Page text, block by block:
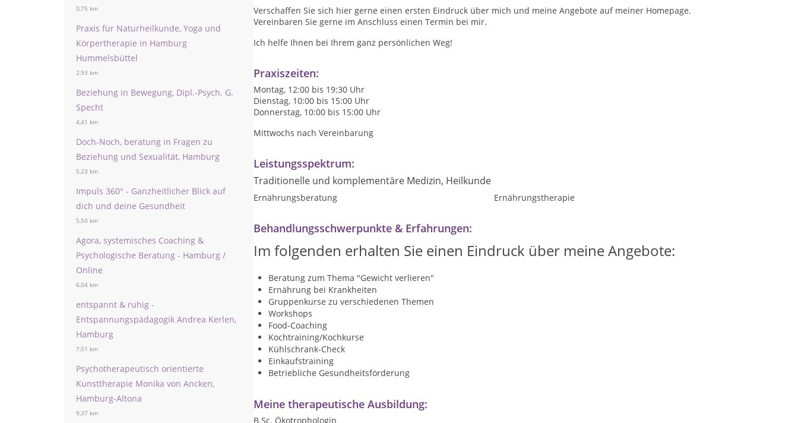
0,75 km
Praxis für Naturheilkunde, Yoga und
Körpertherapie in Hamburg
Hummelsbüttel
2,93 km
Beziehung in Bewegung, Dipl.-Psych. G.
Specht
4,41 km
Doch-Noch, beratung in Fragen zu
Beziehung und Sexualität, Hamburg
5,23 km
Impuls 360° - Ganzheitlicher Blick auf
dich und deine Gesundheit
5,50 km
Agora, systemisches Coaching &
Psychologische Beratung - Hamburg /
Online
6,04 km
entspannt & ruhig -
Entspannungspädagogik Andrea Kerlen,
Hamburg
7,51 km
Psychotherapeutisch orientierte
Kunsttherapie Monika von Ancken,
Hamburg-Altona
9,37 km
Verschaffen Sie sich hier gerne einen ersten Eindruck über mich und meine Angebote auf meiner Homepage.
Vereinbaren Sie gerne im Anschluss einen Termin bei mir.
Ich helfe Ihnen bei Ihrem ganz persönlichen Weg!
Praxiszeiten:
Montag, 12:00 bis 19:30 Uhr
Dienstag, 10:00 bis 15:00 Uhr
Donnerstag, 10:00 bis 15:00 Uhr
Mittwochs nach Vereinbarung
Leistungsspektrum:
Traditionelle und komplementäre Medizin, Heilkunde
Ernährungsberatung Ernährungstherapie
Behandlungsschwerpunkte & Erfahrungen:
Im folgenden erhalten Sie einen Eindruck über meine Angebote:
Beratung zum Thema "Gewicht verlieren"
Ernährung bei Krankheiten
Gruppenkurse zu verschiedenen Themen
Workshops
Food-Coaching
Kochtraining/Kochkurse
Kühlschrank-Check
Einkaufstraining
Betriebliche Gesundheitsförderung
Meine therapeutische Ausbildung:
B.Sc. Ökotrophologin